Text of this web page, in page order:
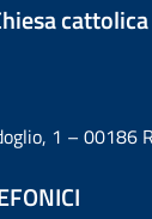
1 – 00186